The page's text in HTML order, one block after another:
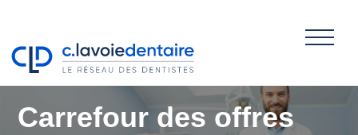
×
Carrefour des offres